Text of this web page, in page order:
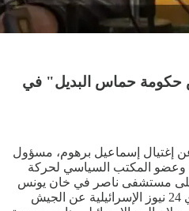
حكومة حماس البديل" في
عن إغتيال إسماعيل برهوم، مسؤول
وعضو المكتب السياسي لحركة
على مستشفى ناصر في خان يونس
جنوب قطاع غزة. ونقلت قناة آي 24 نيوز الإسرائيلية عن الجيش